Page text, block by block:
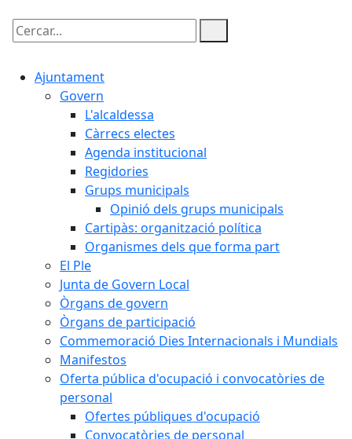
Cercar:
Ajuntament
Govern
L'alcaldessa
Càrrecs electes
Agenda institucional
Regidories
Grups municipals
Opinió dels grups municipals
Cartipàs: organització política
Organismes dels que forma part
El Ple
Junta de Govern Local
Òrgans de govern
Òrgans de participació
Commemoració Dies Internacionals i Mundials
Manifestos
Oferta pública d'ocupació i convocatòries de
personal
Ofertes públiques d'ocupació
Convocatòries de personal